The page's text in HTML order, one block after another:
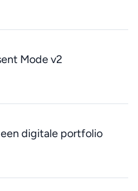
Mode v2
digitale portfolio